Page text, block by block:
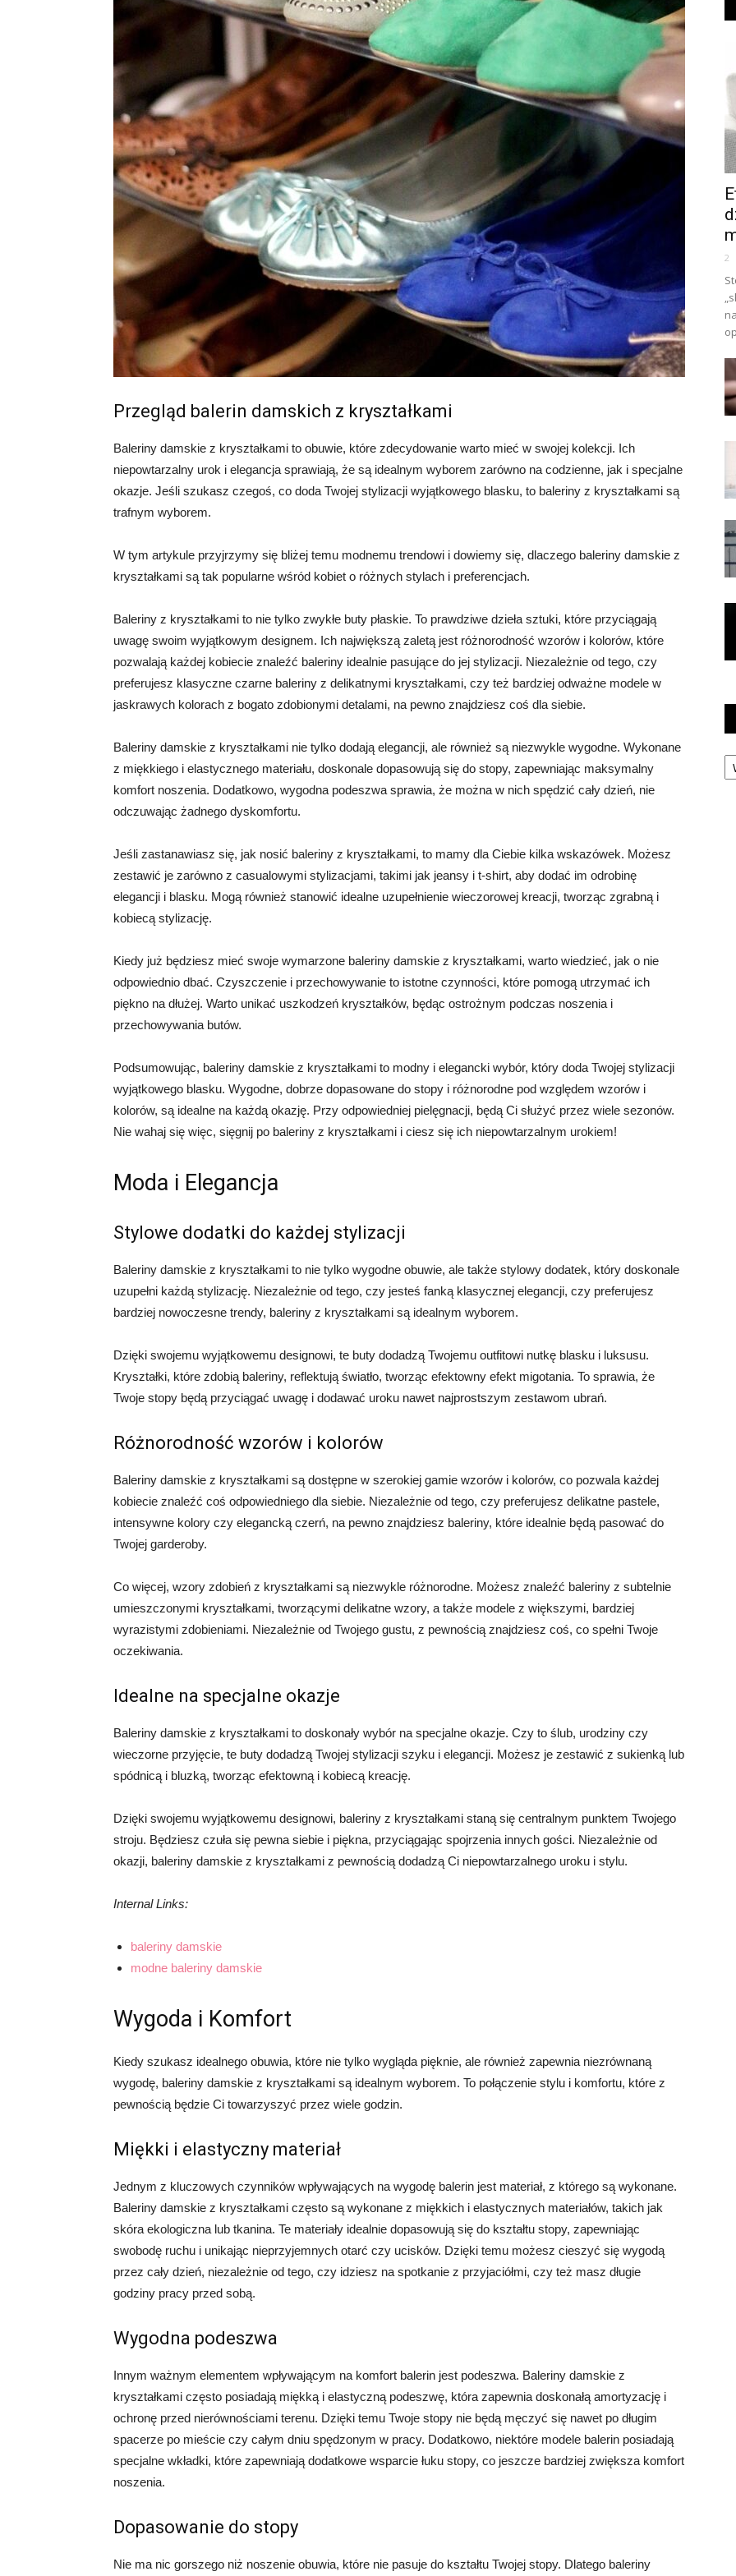
Przegląd balerin damskich z kryształkami
Baleriny damskie z kryształkami to obuwie, które zdecydowanie warto mieć w swojej kolekcji. Ich
niepowtarzalny urok i elegancja sprawiają, że są idealnym wyborem zarówno na codzienne, jak i specjalne
okazje. Jeśli szukasz czegoś, co doda Twojej stylizacji wyjątkowego blasku, to baleriny z kryształkami są
trafnym wyborem.
W tym artykule przyjrzymy się bliżej temu modnemu trendowi i dowiemy się, dlaczego baleriny damskie z
kryształkami są tak popularne wśród kobiet o różnych stylach i preferencjach.
Baleriny z kryształkami to nie tylko zwykłe buty płaskie. To prawdziwe dzieła sztuki, które przyciągają
uwagę swoim wyjątkowym designem. Ich największą zaletą jest różnorodność wzorów i kolorów, które
pozwalają każdej kobiecie znaleźć baleriny idealnie pasujące do jej stylizacji. Niezależnie od tego, czy
preferujesz klasyczne czarne baleriny z delikatnymi kryształkami, czy też bardziej odważne modele w
jaskrawych kolorach z bogato zdobionymi detalami, na pewno znajdziesz coś dla siebie.
Baleriny damskie z kryształkami nie tylko dodają elegancji, ale również są niezwykle wygodne. Wykonane
z miękkiego i elastycznego materiału, doskonale dopasowują się do stopy, zapewniając maksymalny
komfort noszenia. Dodatkowo, wygodna podeszwa sprawia, że można w nich spędzić cały dzień, nie
odczuwając żadnego dyskomfortu.
Jeśli zastanawiasz się, jak nosić baleriny z kryształkami, to mamy dla Ciebie kilka wskazówek. Możesz
zestawić je zarówno z casualowymi stylizacjami, takimi jak jeansy i t-shirt, aby dodać im odrobinę
elegancji i blasku. Mogą również stanowić idealne uzupełnienie wieczorowej kreacji, tworząc zgrabną i
kobiecą stylizację.
Kiedy już będziesz mieć swoje wymarzone baleriny damskie z kryształkami, warto wiedzieć, jak o nie
odpowiednio dbać. Czyszczenie i przechowywanie to istotne czynności, które pomogą utrzymać ich
piękno na dłużej. Warto unikać uszkodzeń kryształków, będąc ostrożnym podczas noszenia i
przechowywania butów.
Podsumowując, baleriny damskie z kryształkami to modny i elegancki wybór, który doda Twojej stylizacji
wyjątkowego blasku. Wygodne, dobrze dopasowane do stopy i różnorodne pod względem wzorów i
kolorów, są idealne na każdą okazję. Przy odpowiedniej pielęgnacji, będą Ci służyć przez wiele sezonów.
Nie wahaj się więc, sięgnij po baleriny z kryształkami i ciesz się ich niepowtarzalnym urokiem!
Moda i Elegancja
Stylowe dodatki do każdej stylizacji
Baleriny damskie z kryształkami to nie tylko wygodne obuwie, ale także stylowy dodatek, który doskonale
uzupełni każdą stylizację. Niezależnie od tego, czy jesteś fanką klasycznej elegancji, czy preferujesz
bardziej nowoczesne trendy, baleriny z kryształkami są idealnym wyborem.
Dzięki swojemu wyjątkowemu designowi, te buty dodadzą Twojemu outfitowi nutkę blasku i luksusu.
Kryształki, które zdobią baleriny, reflektują światło, tworząc efektowny efekt migotania. To sprawia, że
Twoje stopy będą przyciągać uwagę i dodawać uroku nawet najprostszym zestawom ubrań.
Różnorodność wzorów i kolorów
Baleriny damskie z kryształkami są dostępne w szerokiej gamie wzorów i kolorów, co pozwala każdej
kobiecie znaleźć coś odpowiedniego dla siebie. Niezależnie od tego, czy preferujesz delikatne pastele,
intensywne kolory czy elegancką czerń, na pewno znajdziesz baleriny, które idealnie będą pasować do
Twojej garderoby.
Co więcej, wzory zdobień z kryształkami są niezwykle różnorodne. Możesz znaleźć baleriny z subtelnie
umieszczonymi kryształkami, tworzącymi delikatne wzory, a także modele z większymi, bardziej
wyrazistymi zdobieniami. Niezależnie od Twojego gustu, z pewnością znajdziesz coś, co spełni Twoje
oczekiwania.
Idealne na specjalne okazje
Baleriny damskie z kryształkami to doskonały wybór na specjalne okazje. Czy to ślub, urodziny czy
wieczorne przyjęcie, te buty dodadzą Twojej stylizacji szyku i elegancji. Możesz je zestawić z sukienką lub
spódnicą i bluzką, tworząc efektowną i kobiecą kreację.
Dzięki swojemu wyjątkowemu designowi, baleriny z kryształkami staną się centralnym punktem Twojego
stroju. Będziesz czuła się pewna siebie i piękna, przyciągając spojrzenia innych gości. Niezależnie od
okazji, baleriny damskie z kryształkami z pewnością dodadzą Ci niepowtarzalnego uroku i stylu.
Internal Links:
baleriny damskie
modne baleriny damskie
Wygoda i Komfort
Kiedy szukasz idealnego obuwia, które nie tylko wygląda pięknie, ale również zapewnia niezrównaną
wygodę, baleriny damskie z kryształkami są idealnym wyborem. To połączenie stylu i komfortu, które z
pewnością będzie Ci towarzyszyć przez wiele godzin.
Miękki i elastyczny materiał
Jednym z kluczowych czynników wpływających na wygodę balerin jest materiał, z którego są wykonane.
Baleriny damskie z kryształkami często są wykonane z miękkich i elastycznych materiałów, takich jak
skóra ekologiczna lub tkanina. Te materiały idealnie dopasowują się do kształtu stopy, zapewniając
swobodę ruchu i unikając nieprzyjemnych otarć czy ucisków. Dzięki temu możesz cieszyć się wygodą
przez cały dzień, niezależnie od tego, czy idziesz na spotkanie z przyjaciółmi, czy też masz długie
godziny pracy przed sobą.
Wygodna podeszwa
Innym ważnym elementem wpływającym na komfort balerin jest podeszwa. Baleriny damskie z
kryształkami często posiadają miękką i elastyczną podeszwę, która zapewnia doskonałą amortyzację i
ochronę przed nierównościami terenu. Dzięki temu Twoje stopy nie będą męczyć się nawet po długim
spacerze po mieście czy całym dniu spędzonym w pracy. Dodatkowo, niektóre modele balerin posiadają
specjalne wkładki, które zapewniają dodatkowe wsparcie łuku stopy, co jeszcze bardziej zwiększa komfort
noszenia.
Dopasowanie do stopy
Nie ma nic gorszego niż noszenie obuwia, które nie pasuje do kształtu Twojej stopy. Dlatego baleriny
2